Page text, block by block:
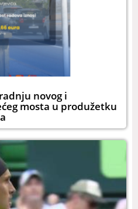
novog i
mosta u produžetku